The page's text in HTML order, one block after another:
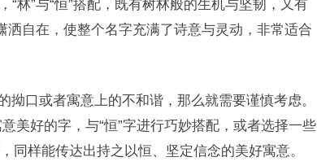
林”与“恒”搭配，既有树林般的生机与坚韧，又有
洒自在，使整个名字充满了诗意与灵动，非常适合
拗口或者寓意上的不和谐，那么就需要谨慎考虑。
美好的字，与“恒”字进行巧妙搭配，或者选择一些
同样能传达出持之以恒、坚定信念的美好寓意。